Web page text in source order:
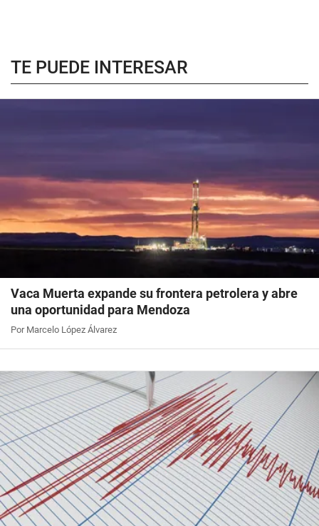
TE PUEDE INTERESAR
Vaca Muerta expande su frontera petrolera y abre
una oportunidad para Mendoza
Por Marcelo López Álvarez